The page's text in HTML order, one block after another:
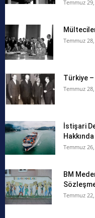
Temmuz
Temmuz
Türkiye –
Temmuz
İstişari
Temmuz
BM
Temmuz